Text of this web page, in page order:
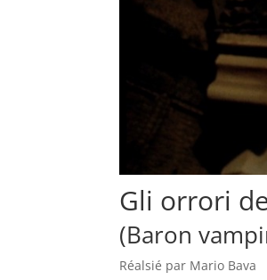
Gli orrori
(Baron
Réalsié par Mario Bava